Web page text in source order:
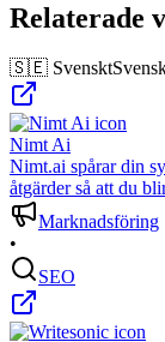
Relaterade
🇸🇪 Svenskt
Nimt Ai
Nimt.ai spårar din
åtgärder så att du
Marknadsföring
•
SEO